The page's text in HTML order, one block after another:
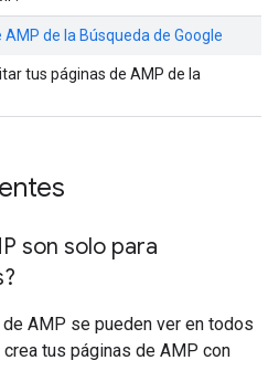
de la Búsqueda de Google
tus páginas de AMP de la
son solo para
AMP se pueden ver en todos
tus páginas de AMP con